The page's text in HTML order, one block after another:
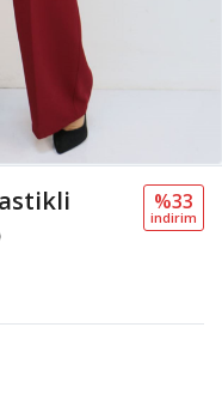
%33
i̇ndi̇ri̇m